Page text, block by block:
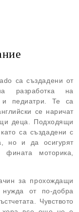
са създадени от
разработка на
и педиатри. Те са
се наричат
деца. Подходящи
са създадени с
но и да осигурят
моторика,
за прохождащи
от по-добра
Чувството